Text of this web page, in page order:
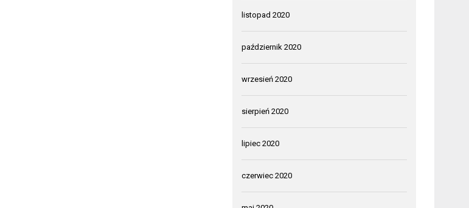
listopad 2020
październik 2020
wrzesień 2020
sierpień 2020
lipiec 2020
czerwiec 2020